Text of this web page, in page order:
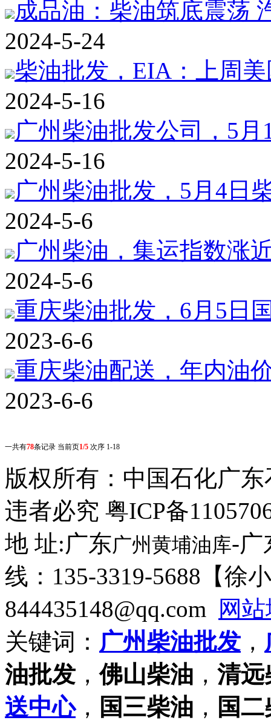
成品油：柴油筑底震荡
2024-5-24
柴油批发，EIA：上周
2024-5-16
广州柴油批发公司，5
2024-5-16
广州柴油批发，5月4日
2024-5-6
广州柴油，集运指数涨
2024-5-6
重庆柴油批发，6月5日
2023-6-6
重庆柴油配送，年内油
2023-6-6
一共有78条记录 当前页1/5 次序 1-18
版权所有： 中国石化广
违者必究 粤ICP备
地 址:广东广州黄埔油库-广
线：135-3319-5688【徐
844435148@qq.com
网
关键词： 广州柴油批发 ，
油批发 ，佛山柴油 ， 清远
送中心， 国三柴油 ， 国